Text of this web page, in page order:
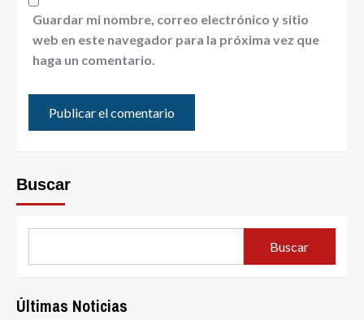
Guardar mi nombre, correo electrónico y sitio
web en este navegador para la próxima vez que
haga un comentario.
Buscar
Buscar
Últimas Noticias